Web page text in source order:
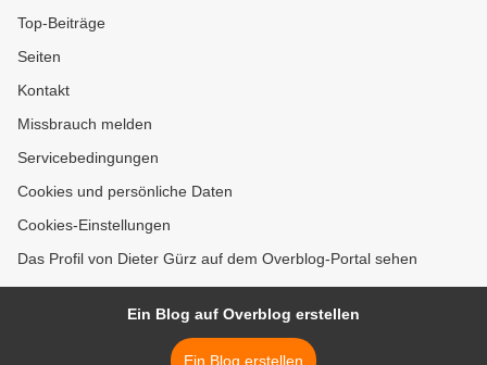
Top-Beiträge
Seiten
Kontakt
Missbrauch melden
Servicebedingungen
Cookies und persönliche Daten
Cookies-Einstellungen
Das Profil von Dieter Gürz auf dem Overblog-Portal sehen
Ein Blog auf Overblog erstellen
Ein Blog erstellen